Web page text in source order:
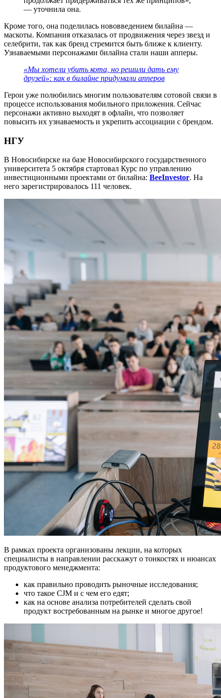
— уточнила она.
Кроме того, она поделилась нововведением билайна —
маскоты. Компания отказалась от продвижения через звезд и
селебрити, так как бренд стремится быть ближе к клиенту.
Узнаваемыми персонажами билайна стали наши апперы.
«Мы хотели убить кота, но решили дать ему
друзей»: как в билайне придумали апперов
Герои уже полюбились многим пользователям сотовой связи в
процессе использования мобильного приложения. Сейчас
персонажи активно выходят в офлайн, что позволяет
повысить их узнаваемость и укрепить ассоциации с брендом.
НГУ
В Новосибирске на базе Новосибирского государственного
университета 5 октября стартовал Курс по управлению
инвестиционными проектами от билайна: BeeInvestor. На
него зарегистрировалось 111 человек.
В рамках проекта организованы лекции, на которых
специалисты в направлении расскажут о тонкостях и нюансах
продуктового менеджмента:
как правильно проводить рыночные исследования;
что такое CJM и с чем его едят;
как на основе анализа потребителей сделать свой
продукт востребованным на рынке и многое другое!